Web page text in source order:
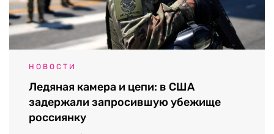
НОВОСТИ
Ледяная камера и цепи: в США
задержали запросившую убежище
россиянку